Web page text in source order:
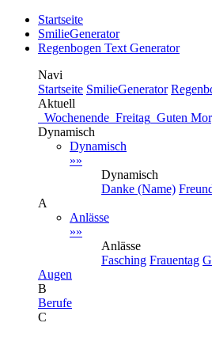
Startseite
SmilieGenerator
Regenbogen Text Generator
Navi
Startseite SmilieGenerator
Aktuell
Wochenende Freitag Guten
Dynamisch
Dynamisch
»»
Dynamisch
Danke (Name)
A
Anlässe
»»
Anlässe
Fasching Frauentag
Augen
B
Berufe
C